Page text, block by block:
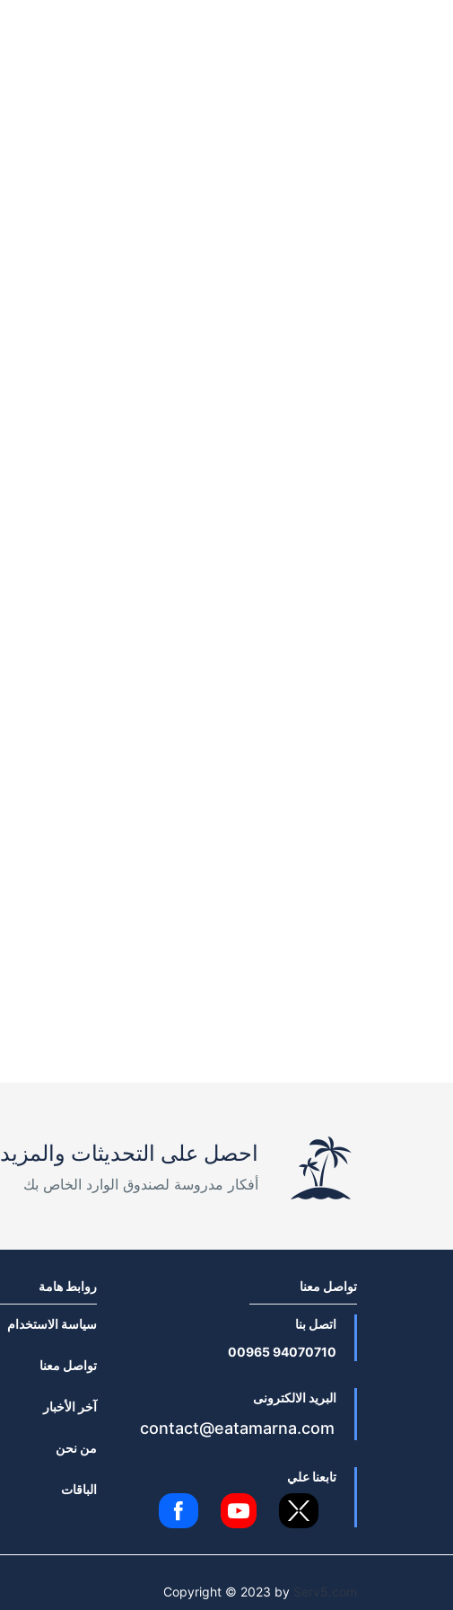
احصل على التحديثات والمزيد
أفكار مدروسة لصندوق الوارد الخاص بك
تواصل معنا
اتصل بنا
94070710 00965
البريد الالكترونى
contact@eatamarna.com
تابعنا علي
روابط هامة
سياسة الاستخدام
تواصل معنا
آخر الأخبار
من نحن
الباقات
Copyright © 2023 by